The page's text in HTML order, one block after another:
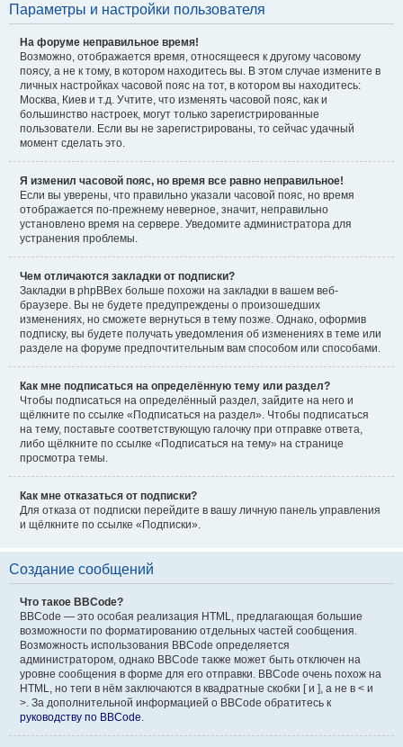
Параметры и настройки пользователя
На форуме неправильное время!
Возможно, отображается время, относящееся к другому часовому
поясу, а не к тому, в котором находитесь вы. В этом случае измените в
личных настройках часовой пояс на тот, в котором вы находитесь:
Москва, Киев и т.д. Учтите, что изменять часовой пояс, как и
большинство настроек, могут только зарегистрированные
пользователи. Если вы не зарегистрированы, то сейчас удачный
момент сделать это.
Я изменил часовой пояс, но время все равно неправильное!
Если вы уверены, что правильно указали часовой пояс, но время
отображается по-прежнему неверное, значит, неправильно
установлено время на сервере. Уведомите администратора для
устранения проблемы.
Чем отличаются закладки от подписки?
Закладки в phpBBex больше похожи на закладки в вашем веб-
браузере. Вы не будете предупреждены о произошедших
изменениях, но сможете вернуться в тему позже. Однако, оформив
подписку, вы будете получать уведомления об изменениях в теме или
разделе на форуме предпочтительным вам способом или способами.
Как мне подписаться на определённую тему или раздел?
Чтобы подписаться на определённый раздел, зайдите на него и
щёлкните по ссылке «Подписаться на раздел». Чтобы подписаться
на тему, поставьте соответствующую галочку при отправке ответа,
либо щёлкните по ссылке «Подписаться на тему» на странице
просмотра темы.
Как мне отказаться от подписки?
Для отказа от подписки перейдите в вашу личную панель управления
и щёлкните по ссылке «Подписки».
Создание сообщений
Что такое BBCode?
BBCode — это особая реализация HTML, предлагающая большие
возможности по форматированию отдельных частей сообщения.
Возможность использования BBCode определяется
администратором, однако BBCode также может быть отключен на
уровне сообщения в форме для его отправки. BBCode очень похож на
HTML, но теги в нём заключаются в квадратные скобки [ и ], а не в < и
>. За дополнительной информацией о BBCode обратитесь к
руководству по BBCode